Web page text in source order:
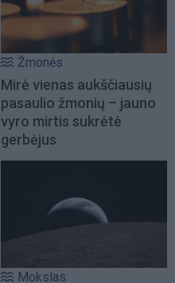
Žmonės
Mirė vienas aukščiausių
pasaulio žmonių – jauno
vyro mirtis sukrėtė
gerbėjus
Mokslas